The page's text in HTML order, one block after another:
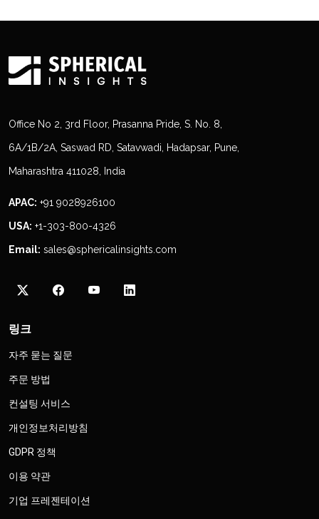
Office No 2, 3rd Floor, Prasanna Pride, S. No. 8,
6A/1B/2A, Saswad RD, Satavwadi, Hadapsar, Pune,
Maharashtra 411028, India
APAC: +91 9028926100
USA: +1-303-800-4326
Email: sales@sphericalinsights.com
링크
자주 묻는 질문
주문 방법
컨설팅 서비스
개인정보처리방침
GDPR 정책
이용 약관
기업 프레젠테이션